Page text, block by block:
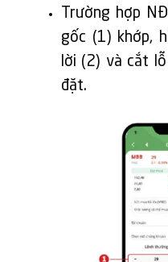
Trường hợp
gốc (1) khớp,
lời (2) và cắt
đặt.